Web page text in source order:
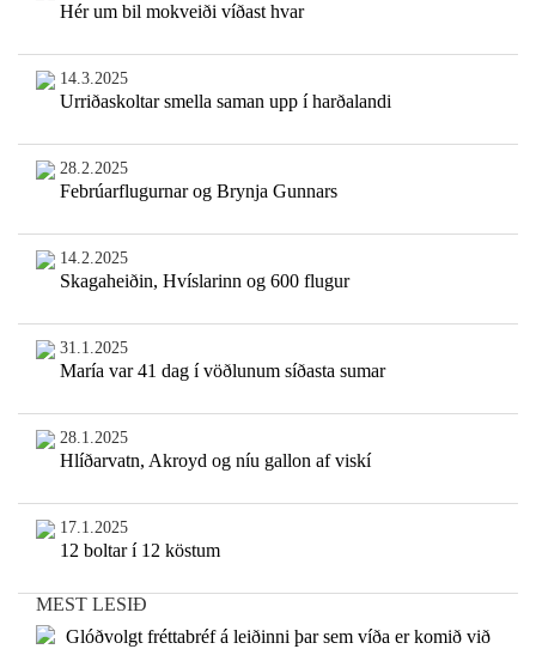
Hér um bil mokveiði víðast hvar
14.3.2025
Urriðaskoltar smella saman upp í harðalandi
28.2.2025
Febrúarflugurnar og Brynja Gunnars
14.2.2025
Skagaheiðin, Hvíslarinn og 600 flugur
31.1.2025
María var 41 dag í vöðlunum síðasta sumar
28.1.2025
Hlíðarvatn, Akroyd og níu gallon af viskí
17.1.2025
12 boltar í 12 köstum
MEST LESIÐ
Glóðvolgt fréttabréf á leiðinni þar sem víða er komið við